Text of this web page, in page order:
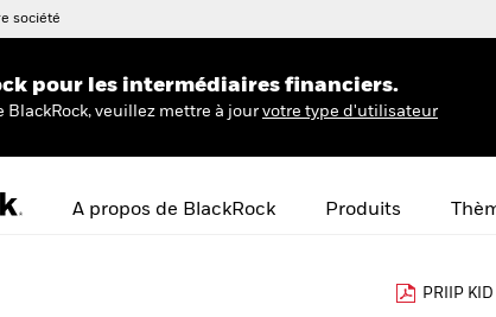
société
pour les intermédiaires financiers.
veuillez mettre à jour votre type d'utilisateur
A propos de BlackRock Produits
PRIIP KID